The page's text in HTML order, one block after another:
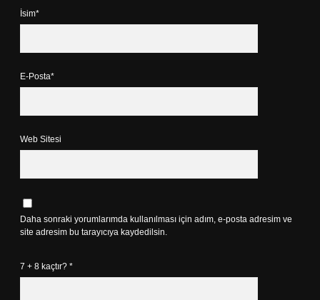
İsim*
E-Posta*
Web Sitesi
Daha sonraki yorumlarımda kullanılması için adım, e-posta adresim ve
site adresim bu tarayıcıya kaydedilsin.
7 + 8 kaçtır? *